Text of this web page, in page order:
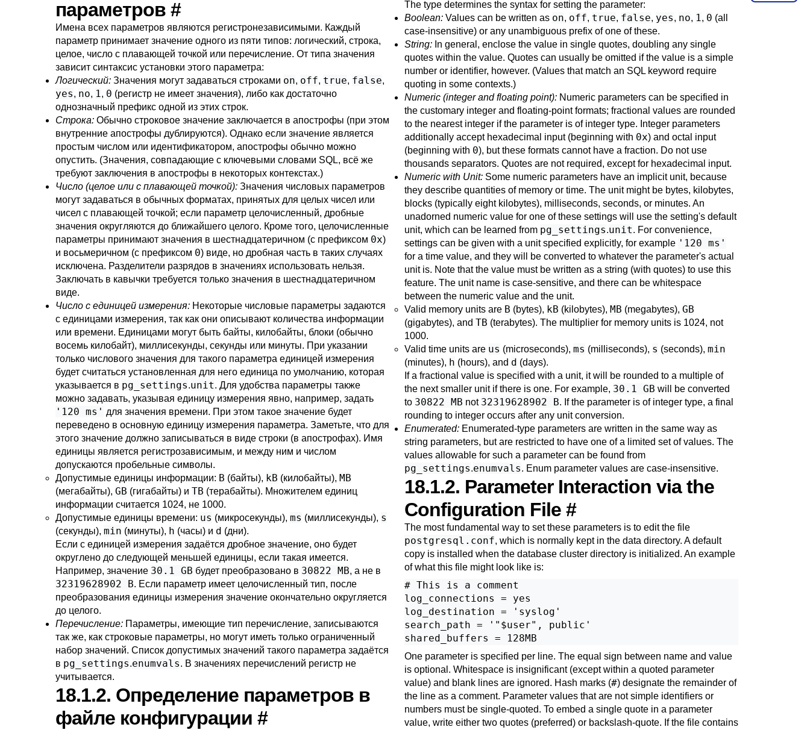
параметров #
Имена всех параметров являются регистронезависимыми. Каждый
параметр принимает значение одного из пяти типов: логический, строка,
целое, число с плавающей точкой или перечисление. От типа значения
зависит синтаксис установки этого параметра:
Логический: Значения могут задаваться строками on, off, true, false,
yes, no, 1, 0 (регистр не имеет значения), либо как достаточно
однозначный префикс одной из этих строк.
Строка: Обычно строковое значение заключается в апострофы (при этом
внутренние апострофы дублируются). Однако если значение является
простым числом или идентификатором, апострофы обычно можно
опустить. (Значения, совпадающие с ключевыми словами SQL, всё же
требуют заключения в апострофы в некоторых контекстах.)
Число (целое или с плавающей точкой): Значения числовых параметров
могут задаваться в обычных форматах, принятых для целых чисел или
чисел с плавающей точкой; если параметр целочисленный, дробные
значения округляются до ближайшего целого. Кроме того, целочисленные
параметры принимают значения в шестнадцатеричном (с префиксом 0x)
и восьмеричном (с префиксом 0) виде, но дробная часть в таких случаях
исключена. Разделители разрядов в значениях использовать нельзя.
Заключать в кавычки требуется только значения в шестнадцатеричном
виде.
Число с единицей измерения: Некоторые числовые параметры задаются
с единицами измерения, так как они описывают количества информации
или времени. Единицами могут быть байты, килобайты, блоки (обычно
восемь килобайт), миллисекунды, секунды или минуты. При указании
только числового значения для такого параметра единицей измерения
будет считаться установленная для него единица по умолчанию, которая
указывается в pg_settings.unit. Для удобства параметры также
можно задавать, указывая единицу измерения явно, например, задать
'120 ms' для значения времени. При этом такое значение будет
переведено в основную единицу измерения параметра. Заметьте, что для
этого значение должно записываться в виде строки (в апострофах). Имя
единицы является регистрозависимым, и между ним и числом
допускаются пробельные символы.
Допустимые единицы информации: B (байты), kB (килобайты), MB
(мегабайты), GB (гигабайты) и TB (терабайты). Множителем единиц
информации считается 1024, не 1000.
Допустимые единицы времени: us (микросекунды), ms (миллисекунды), s
(секунды), min (минуты), h (часы) и d (дни).
Если с единицей измерения задаётся дробное значение, оно будет
округлено до следующей меньшей единицы, если такая имеется.
Например, значение 30.1 GB будет преобразовано в 30822 MB, а не в
32319628902 B. Если параметр имеет целочисленный тип, после
преобразования единицы измерения значение окончательно округляется
до целого.
Перечисление: Параметры, имеющие тип перечисление, записываются
так же, как строковые параметры, но могут иметь только ограниченный
набор значений. Список допустимых значений такого параметра задаётся
в pg_settings.enumvals. В значениях перечислений регистр не
учитывается.
18.1.2. Определение параметров в
файле конфигурации #
The type determines the syntax for setting the parameter:
Boolean:Values can be written as on, off, true, false, yes, no, 1, 0 (all
case-insensitive) or any unambiguous prefix of one of these.
String:In general, enclose the value in single quotes, doubling any single
quotes within the value. Quotes can usually be omitted if the value is a simple
number or identifier, however. (Values that match an SQL keyword require
quoting in some contexts.)
Numeric (integer and floating point):Numeric parameters can be specified in
the customary integer and floating-point formats; fractional values are rounded
to the nearest integer if the parameter is of integer type. Integer parameters
additionally accept hexadecimal input (beginning with 0x) and octal input
(beginning with 0), but these formats cannot have a fraction. Do not use
thousands separators. Quotes are not required, except for hexadecimal input.
Numeric with Unit:Some numeric parameters have an implicit unit, because
they describe quantities of memory or time. The unit might be bytes, kilobytes,
blocks (typically eight kilobytes), milliseconds, seconds, or minutes. An
unadorned numeric value for one of these settings will use the setting's default
unit, which can be learned from pg_settings.unit. For convenience,
settings can be given with a unit specified explicitly, for example '120 ms'
for a time value, and they will be converted to whatever the parameter's actual
unit is. Note that the value must be written as a string (with quotes) to use this
feature. The unit name is case-sensitive, and there can be whitespace
between the numeric value and the unit.
Valid memory units are B (bytes), kB (kilobytes), MB (megabytes), GB
(gigabytes), and TB (terabytes). The multiplier for memory units is 1024, not
1000.
Valid time units are us (microseconds), ms (milliseconds), s (seconds), min
(minutes), h (hours), and d (days).
If a fractional value is specified with a unit, it will be rounded to a multiple of
the next smaller unit if there is one. For example, 30.1 GB will be converted
to 30822 MB not 32319628902 B. If the parameter is of integer type, a final
rounding to integer occurs after any unit conversion.
Enumerated:Enumerated-type parameters are written in the same way as
string parameters, but are restricted to have one of a limited set of values. The
values allowable for such a parameter can be found from
pg_settings.enumvals. Enum parameter values are case-insensitive.
18.1.2. Parameter Interaction via the
Configuration File #
The most fundamental way to set these parameters is to edit the file
postgresql.conf, which is normally kept in the data directory. A default
copy is installed when the database cluster directory is initialized. An example
of what this file might look like is:
# This is a comment
log_connections = yes
log_destination = 'syslog'
search_path = '"$user", public'
One parameter is specified per line. The equal sign between name and value
is optional. Whitespace is insignificant (except within a quoted parameter
value) and blank lines are ignored. Hash marks (#) designate the remainder of
the line as a comment. Parameter values that are not simple identifiers or
numbers must be single-quoted. To embed a single quote in a parameter
value, write either two quotes (preferred) or backslash-quote. If the file contains